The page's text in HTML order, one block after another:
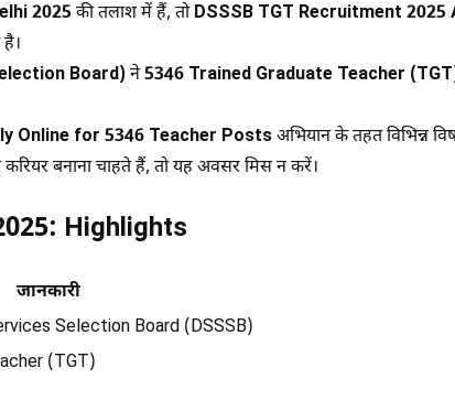
2025की तलाश में हैं, तोDSSSB TGT Recruitment
Board) ने5346 Trained Graduate Teacher
Online for 5346 Teacher Postsअभियान के तहत विभिन्न
बनाना चाहते हैं, तो यह अवसर मिस न करें।
Highlights
जानकारी
Selection Board (DSSSB)
(TGT)